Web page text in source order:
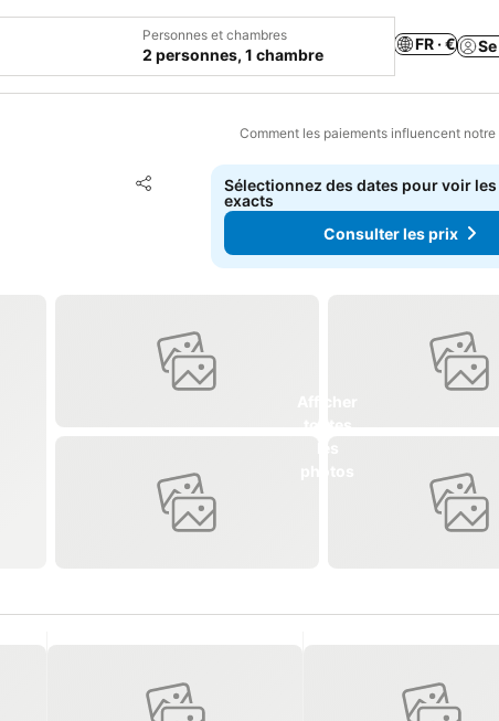
Personnes et chambres
2 personnes, 1 chambre
FR · €
Comment les paiements influencent
Partager
Ajouter à mes favoris
Sélectionnez des dates pour voir
exacts
Consulter les prix